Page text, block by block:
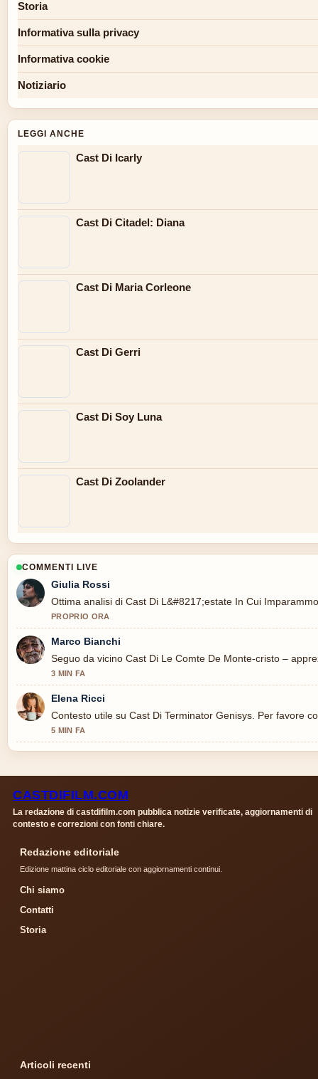
Storia
Informativa sulla privacy
Informativa cookie
Notiziario
LEGGI ANCHE
Cast Di Icarly
Cast Di Citadel: Diana
Cast Di Maria Corleone
Cast Di Gerri
Cast Di Soy Luna
Cast Di Zoolander
COMMENTI LIVE
Giulia Rossi
Ottima analisi di Cast Di L&#8217;estate In Cui
PROPRIO ORA
Marco Bianchi
Seguo da vicino Cast Di Le Comte De Monte-cristo –
3 MIN FA
Elena Ricci
Contesto utile su Cast Di Terminator Genisys. Per favore
5 MIN FA
CASTDIFILM.COM
La redazione di castdifilm.com pubblica notizie verificate, aggiornamenti di
contesto e correzioni con fonti chiare.
Redazione editoriale
Edizione mattina ciclo editoriale con aggiornamenti continui.
Chi siamo
Contatti
Storia
Articoli recenti